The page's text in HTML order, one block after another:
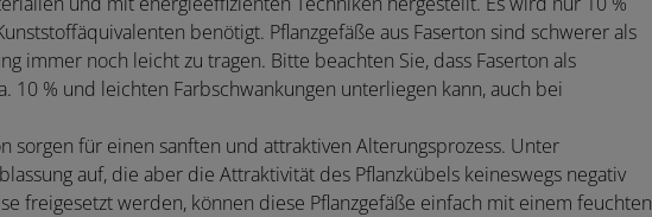
benötigt. Pflanzgefäße aus Faserton sind schwerer als
immer noch leicht zu tragen. Bitte beachten Sie, dass Faserton als
10 % und leichten Farbschwankungen unterliegen kann, auch bei
sorgen für einen sanften und attraktiven Alterungsprozess. Unter
auf, die aber die Attraktivität des Pflanzkübels keineswegs negativ
freigesetzt werden, können diese Pflanzgefäße einfach mit einem feuchten